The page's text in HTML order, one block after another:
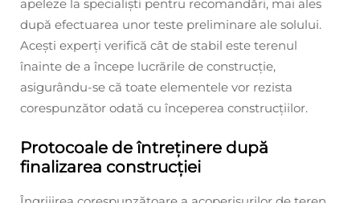
apeleze la specialiști pentru recomandări, mai ales
după efectuarea unor teste preliminare ale solului.
Acești experți verifică cât de stabil este terenul
înainte de a începe lucrările de construcție,
asigurându-se că toate elementele vor rezista
corespunzător odată cu începerea construcțiilor.
Protocoale de întreținere după
finalizarea construcției